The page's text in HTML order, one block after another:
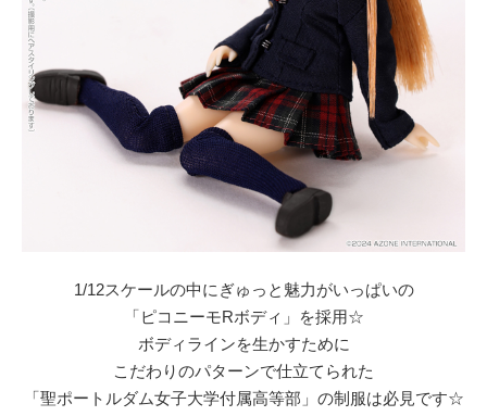
1/12スケールの中にぎゅっと魅力がいっぱいの
「ピコニーモRボディ」を採用☆
ボディラインを生かすために
こだわりのパターンで仕立てられた
「聖ポートルダム女子大学付属高等部」の制服は必見です☆